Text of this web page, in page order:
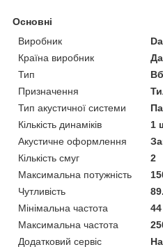
Основні
Виробник
Країна виробник
Тип
Призначення
Тип акустичної системи
Кількість динаміків
1
Акустичне оформлення
Кількість смуг
2
Максимальна потужність
Чутливість
Мінімальна частота
Максимальна частота
Додатковий сервіс